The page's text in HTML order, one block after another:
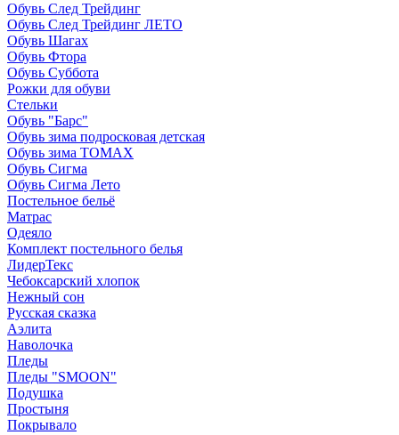
Обувь След Трейдинг
Обувь След Трейдинг ЛЕТО
Обувь Шагах
Обувь Фтора
Обувь Суббота
Рожки для обуви
Стельки
Обувь "Барс"
Обувь зима подросковая детская
Обувь зима ТОМАХ
Обувь Сигма
Обувь Сигма Лето
Постельное бельё
Матрас
Одеяло
Комплект постельного белья
ЛидерТекс
Чебоксарский хлопок
Нежный сон
Русская сказка
Аэлита
Наволочка
Пледы
Пледы "SMOON"
Подушка
Простыня
Покрывало